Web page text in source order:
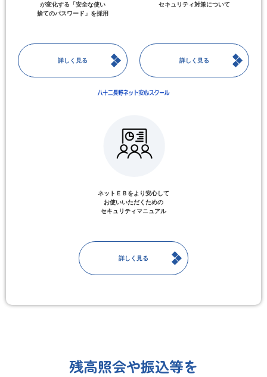
が変化する「安全な使い
捨てのパスワード」を採用
詳しく見る
セキュリティ対策について
詳しく見る
ネットＥＢをより安心して
お使いいただくための
セキュリティマニュアル
詳しく見る
残高照会や振込等を